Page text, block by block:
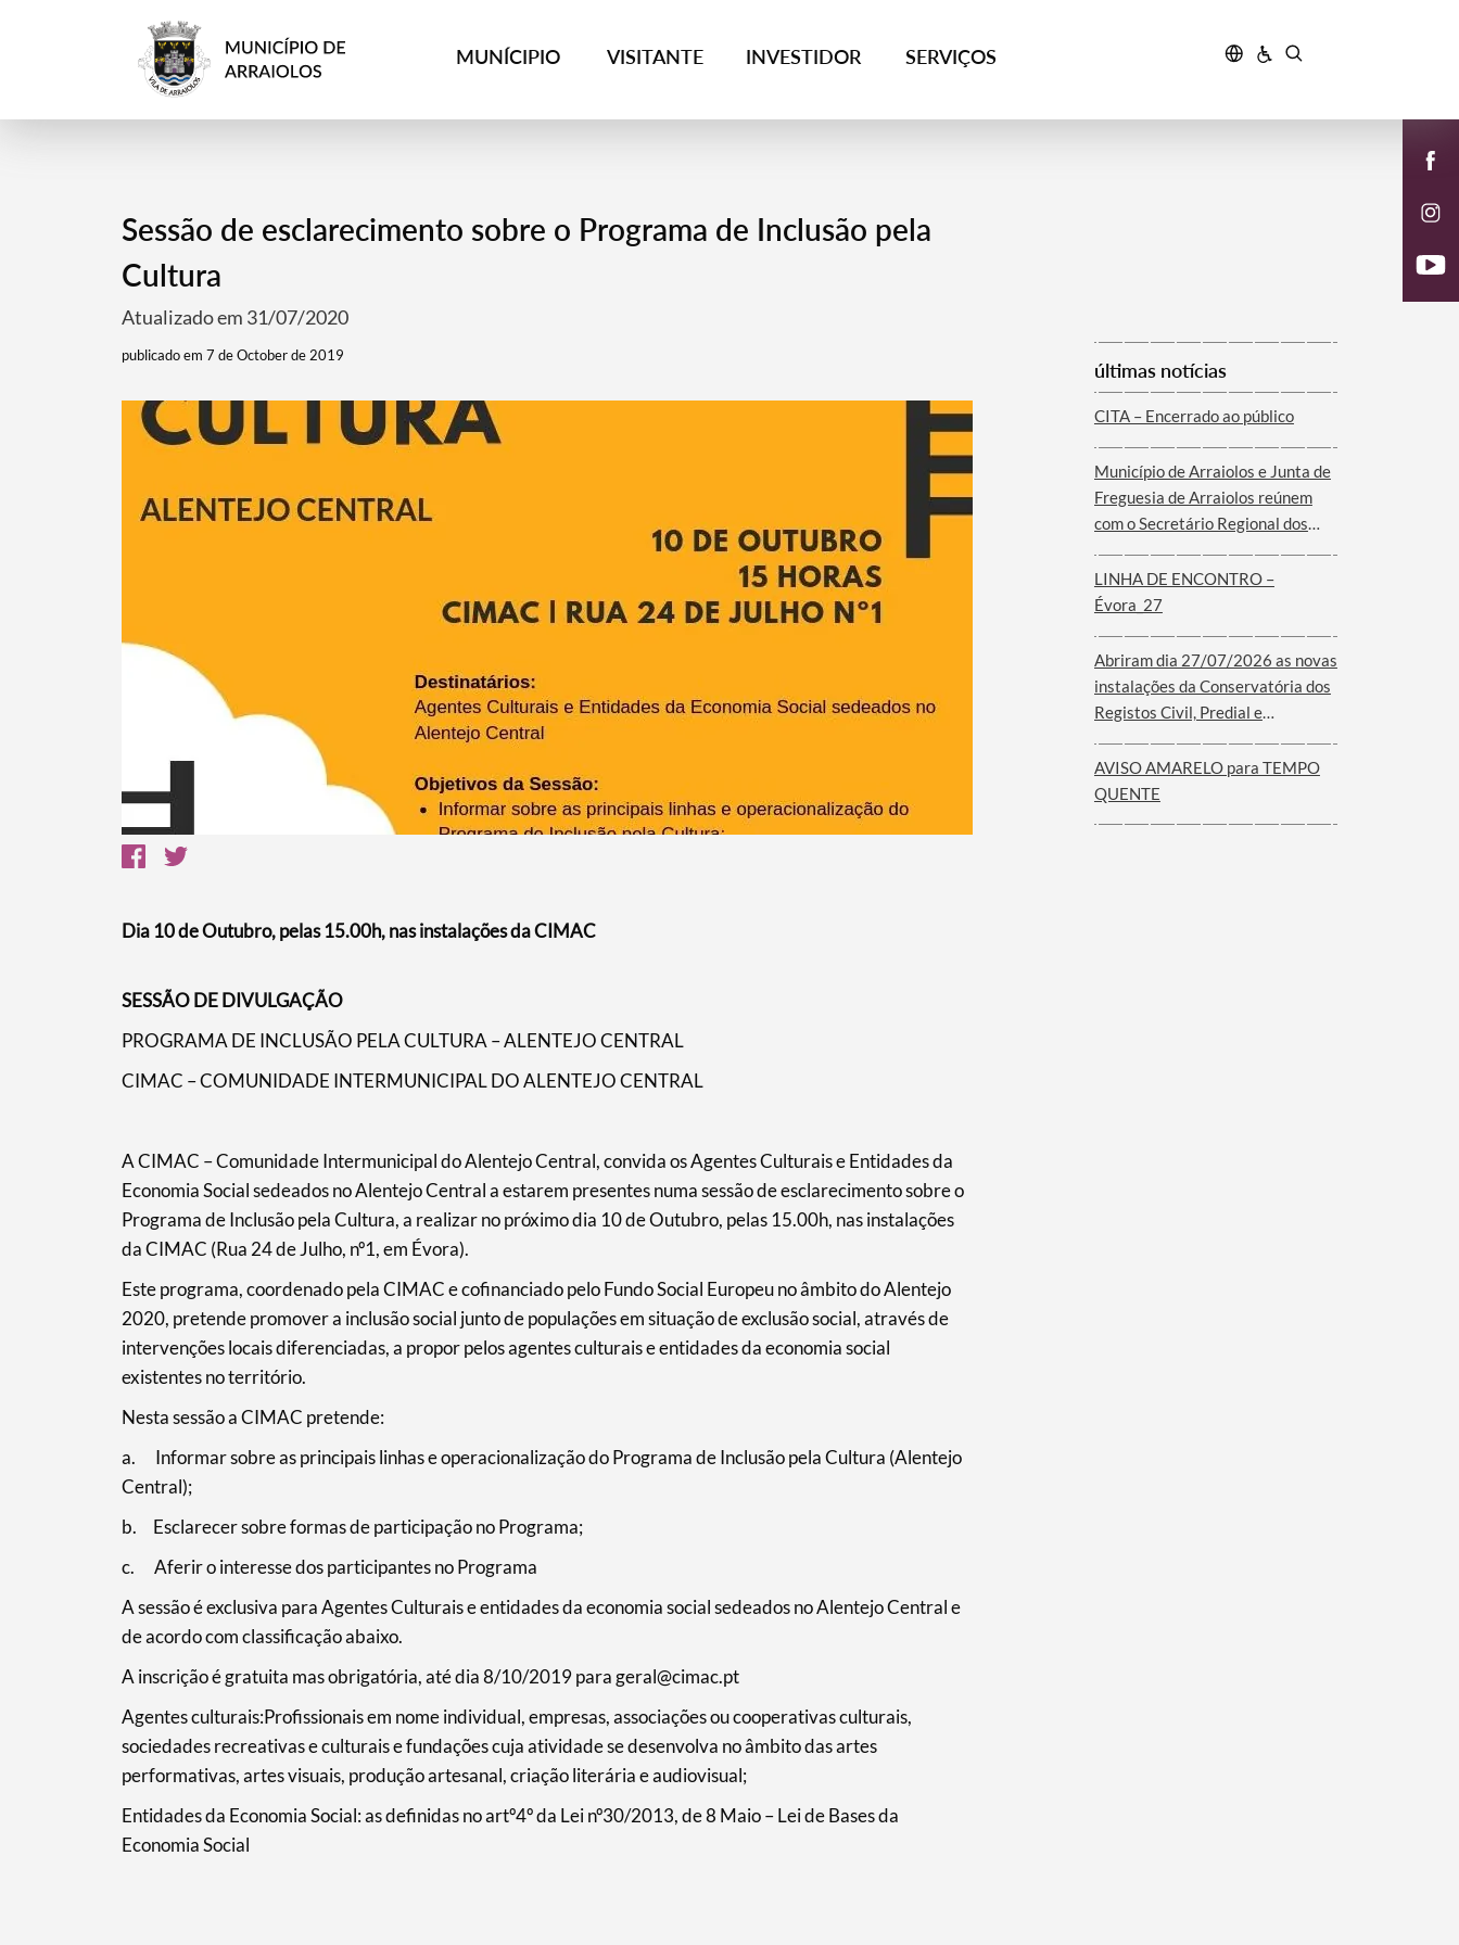
MUNÍCIPIO VISITANTE INVESTIDOR SERVIÇOS
Termo de Pesquisa
Filtros
Sessão de esclarecimento sobre o Programa de Inclusão pela
Cultura
Atualizado em 31/07/2020
publicado em 7 de October de 2019
Dia 10 de Outubro, pelas 15.00h, nas instalações da CIMAC
SESSÃO DE DIVULGAÇÃO
PROGRAMA DE INCLUSÃO PELA CULTURA – ALENTEJO CENTRAL
CIMAC – COMUNIDADE INTERMUNICIPAL DO ALENTEJO CENTRAL
A CIMAC – Comunidade Intermunicipal do Alentejo Central, convida os Agentes Culturais e Entidades da
Economia Social sedeados no Alentejo Central a estarem presentes numa sessão de esclarecimento sobre o
Programa de Inclusão pela Cultura, a realizar no próximo dia 10 de Outubro, pelas 15.00h, nas instalações
da CIMAC (Rua 24 de Julho, nº1, em Évora).
Este programa, coordenado pela CIMAC e cofinanciado pelo Fundo Social Europeu no âmbito do Alentejo
2020, pretende promover a inclusão social junto de populações em situação de exclusão social, através de
intervenções locais diferenciadas, a propor pelos agentes culturais e entidades da economia social
existentes no território.
Nesta sessão a CIMAC pretende:
a. Informar sobre as principais linhas e operacionalização do Programa de Inclusão pela Cultura (Alentejo
Central);
b. Esclarecer sobre formas de participação no Programa;
c. Aferir o interesse dos participantes no Programa
A sessão é exclusiva para Agentes Culturais e entidades da economia social sedeados no Alentejo Central e
de acordo com classificação abaixo.
A inscrição é gratuita mas obrigatória, até dia 8/10/2019 para geral@cimac.pt
Agentes culturais:Profissionais em nome individual, empresas, associações ou cooperativas culturais,
sociedades recreativas e culturais e fundações cuja atividade se desenvolva no âmbito das artes
performativas, artes visuais, produção artesanal, criação literária e audiovisual;
Entidades da Economia Social: as definidas no artº4º da Lei nº30/2013, de 8 Maio – Lei de Bases da
Economia Social
últimas notícias
CITA – Encerrado ao público
Município de Arraiolos e Junta de
Freguesia de Arraiolos reúnem
com o Secretário Regional dos
Comunidades do Governo dos
Açores
LINHA DE ENCONTRO –
Évora_27
Abriram dia 27/07/2026 as novas
instalações da Conservatória dos
Registos Civil, Predial e
AVISO AMARELO para TEMPO
QUENTE